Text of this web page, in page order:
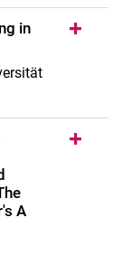
in
A